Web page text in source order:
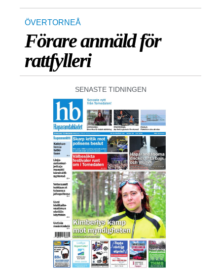
ÖVERTORNEÅ
Förare anmäld för
rattfylleri
SENASTE TIDNINGEN